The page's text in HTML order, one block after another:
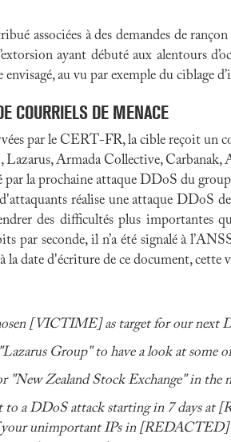
associées à des demandes de
ayant débuté aux alentours
au vu par exemple du ciblage
COURRIELS DE MENACE
par le CERT-FR, la cible reçoit un
Armada Collective, Carbanak,
la prochaine attaque DDoS du
réalise une attaque DDoS
des difficultés plus importantes
par seconde, il n’a été signalé à
date d'écriture de ce document, cette
[VICTIME] as target for our next
Group" to have a look at some
"New Zealand Stock Exchange" in the
to a DDoS attack starting in 7 days
your unimportant IPs in